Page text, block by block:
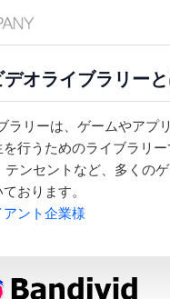
オライブラリー
ラリーは、ゲームやアプ
行うためのライブラリー
ンセントなど、多くの
おります。
ント企業様